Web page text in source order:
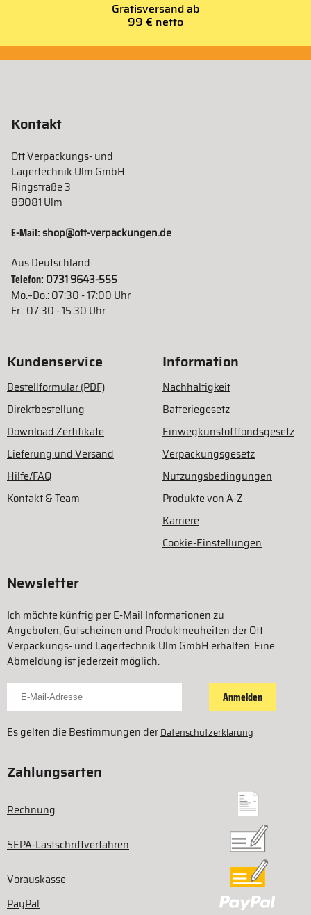
Gratisversand ab
99 € netto
Kontakt
Ott Verpackungs- und
Lagertechnik Ulm GmbH
Ringstraße 3
89081 Ulm
E-Mail:shop@ott-verpackungen.de
Aus Deutschland
Telefon: 0731 9643-555
Mo.–Do.: 07:30 - 17:00 Uhr
Fr.: 07:30 - 15:30 Uhr
Kundenservice
Bestellformular (PDF)
Direktbestellung
Download Zertifikate
Lieferung und Versand
Hilfe/FAQ
Kontakt & Team
Information
Nachhaltigkeit
Batteriegesetz
Einwegkunstofffondsgesetz
Verpackungsgesetz
Nutzungsbedingungen
Produkte von A-Z
Karriere
Cookie-Einstellungen
Newsletter
Ich möchte künftig per E-Mail Informationen zu
Angeboten, Gutscheinen und Produktneuheiten der Ott
Verpackungs- und Lagertechnik Ulm GmbH erhalten. Eine
Abmeldung ist jederzeit möglich.
Für Newsletter anmelden
Anmelden
Es gelten die Bestimmungen derDatenschutzerklärung
Zahlungsarten
Rechnung
SEPA-Lastschriftverfahren
Vorauskasse
PayPal